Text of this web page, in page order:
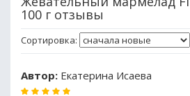
100 г отзывы
Сортировка:
Автор: Екатерина Исаева